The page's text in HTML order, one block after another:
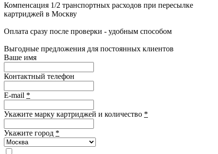
Компенсация 1/2 транспортных расходов при пересылке
картриджей в Москву
Оплата сразу после проверки - удобным способом
Выгодные предложения для постоянных клиентов
Ваше имя
Контактный телефон
E-mail *
Укажите марку картриджей и количество *
Укажите город *